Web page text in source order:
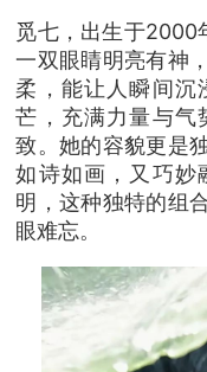
觅七，出生于2000
一双眼睛明亮有神
柔，能让人瞬间沉
芒，充满力量与气
致。她的容貌更是
如诗如画，又巧妙
明，这种独特的组
眼难忘。